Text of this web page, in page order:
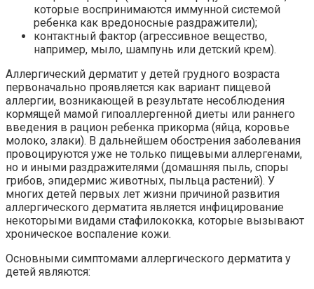
которые воспринимаются иммунной системой
ребенка как вредоносные раздражители);
контактный фактор (агрессивное вещество,
например, мыло, шампунь или детский крем).
Аллергический дерматит у детей грудного возраста
первоначально проявляется как вариант пищевой
аллергии, возникающей в результате несоблюдения
кормящей мамой гипоаллергенной диеты или раннего
введения в рацион ребенка прикорма (яйца, коровье
молоко, злаки). В дальнейшем обострения заболевания
провоцируются уже не только пищевыми аллергенами,
но и иными раздражителями (домашняя пыль, споры
грибов, эпидермис животных, пыльца растений). У
многих детей первых лет жизни причиной развития
аллергического дерматита является инфицирование
некоторыми видами стафилококка, которые вызывают
хроническое воспаление кожи.
Основными симптомами аллергического дерматита у
детей являются: